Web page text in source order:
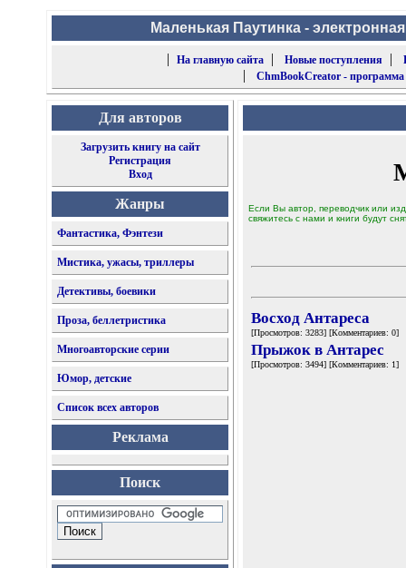
Маленькая Паутинка -
|
На главную сайта| Новые поступления |
| ChmBookCreator -
Для авторов
Загрузить книгу на сайт
Регистрация
Вход
Жанры
Фантастика, Фэнтези
Мистика, ужасы, триллеры
Детективы, боевики
Проза, беллетристика
Многоавторские серии
Юмор, детские
Список всех авторов
Реклама
Поиск
Если Вы автор, переводчик или
свяжитесь с нами и книги будут
Восход Антареса
[Просмотров: 3283] [Комментариев: 0]
Прыжок в Антарес
[Просмотров: 3494] [Комментариев: 1]